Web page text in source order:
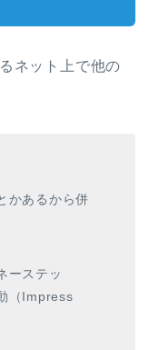
ネット上で他の
かあるから併
ーステッ
（Impress